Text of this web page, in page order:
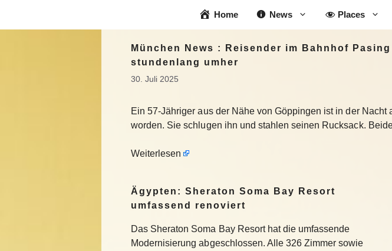
Home News Places
München News : Reisender im Bahnhof
stundenlang umher
30. Juli 2025
Ein 57-Jähriger aus der Nähe von Göppingen ist in der
worden. Sie schlugen ihn und stahlen seinen Rucksack.
Weiterlesen
Ägypten: Sheraton Soma Bay Resort
umfassend renoviert
Das Sheraton Soma Bay Resort hat die umfassende
Modernisierung abgeschlossen. Alle 326 Zimmer sowie